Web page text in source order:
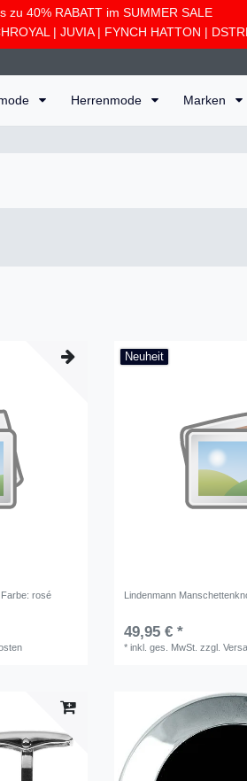
zu 40% RABATT im SUMMER SALE
| JUVIA| FYNCH HATTON |
Herrenmode Marken
Farbe: rosé
Neuheit
Lindenmann
49,95 € *
*inkl. ges. MwSt. zzgl.